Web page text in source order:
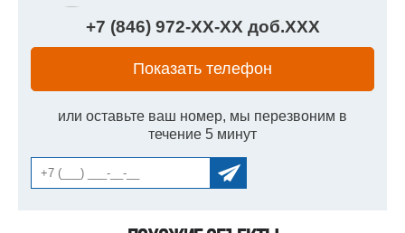
+7 (846) 972-XX-XXдоб.XXX
Показать телефон
или оставьте ваш номер, мы перезвоним в
течение 5 минут